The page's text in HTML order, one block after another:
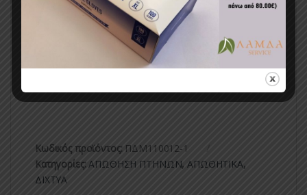
Αν πάλι επιθυμείτε, επικοινωνήστε μαζί μας για να
αναλάβουμε εμείς την τοποθέτησή του, ως
ολοκληρωμένη υπηρεσία.
Κωδικός προϊόντος: ΠΔΜ110012-1
Κατηγορίες:ΑΠΩΘΗΣΗ ΠΤΗΝΩΝ,ΑΠΩΘΗΤΙΚΑ,
ΔΙΧΤΥΑ